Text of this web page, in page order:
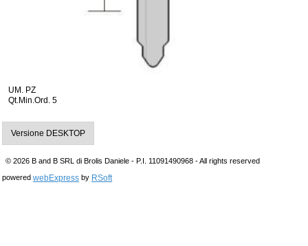
UM. PZ
Qt.Min.Ord. 5
Versione DESKTOP
© 2026 B and B SRL di Brolis Daniele - P.I. 11091490968 - All rights reserved
powered webExpress by RSoft